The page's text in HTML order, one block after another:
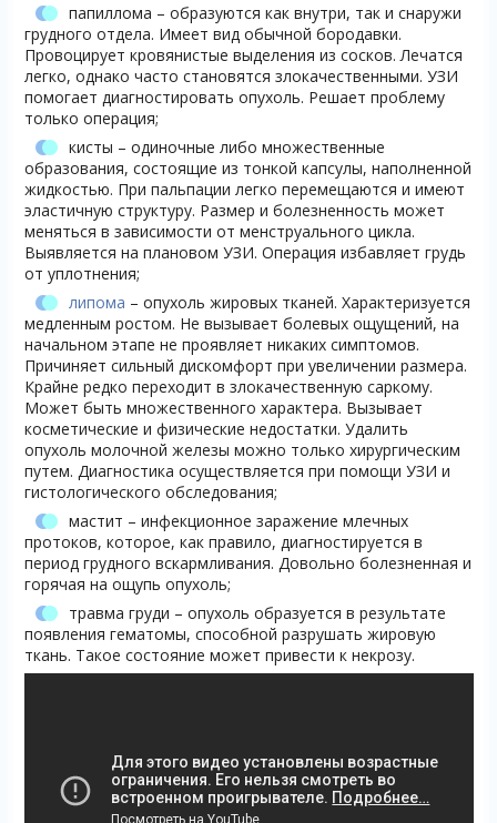
папиллома – образуются как внутри, так и снаружи
грудного отдела. Имеет вид обычной бородавки.
Провоцирует кровянистые выделения из сосков. Лечатся
легко, однако часто становятся злокачественными. УЗИ
помогает диагностировать опухоль. Решает проблему
только операция;
кисты – одиночные либо множественные
образования, состоящие из тонкой капсулы, наполненной
жидкостью. При пальпации легко перемещаются и имеют
эластичную структуру. Размер и болезненность может
меняться в зависимости от менструального цикла.
Выявляется на плановом УЗИ. Операция избавляет грудь
от уплотнения;
липома – опухоль жировых тканей. Характеризуется
медленным ростом. Не вызывает болевых ощущений, на
начальном этапе не проявляет никаких симптомов.
Причиняет сильный дискомфорт при увеличении размера.
Крайне редко переходит в злокачественную саркому.
Может быть множественного характера. Вызывает
косметические и физические недостатки. Удалить
опухоль молочной железы можно только хирургическим
путем. Диагностика осуществляется при помощи УЗИ и
гистологического обследования;
мастит – инфекционное заражение млечных
протоков, которое, как правило, диагностируется в
период грудного вскармливания. Довольно болезненная и
горячая на ощупь опухоль;
травма груди – опухоль образуется в результате
появления гематомы, способной разрушать жировую
ткань. Такое состояние может привести к некрозу.